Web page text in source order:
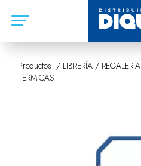
Productos / LIBRERÍA / REGALERIA
TERMICAS